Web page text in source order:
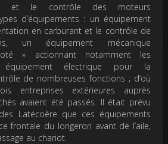
et le contrôle des moteurs
d’équipements : un équipement
en carburant et le contrôle de
un équipement mécanique
» actionnant notamment les
équipement électrique pour la
de nombreuses fonctions ; d’où
entreprises extérieures auprès
avaient été passés. Il était prévu
Latécoère que ces équipements
frontale du longeron avant de l’aile,
au chariot.